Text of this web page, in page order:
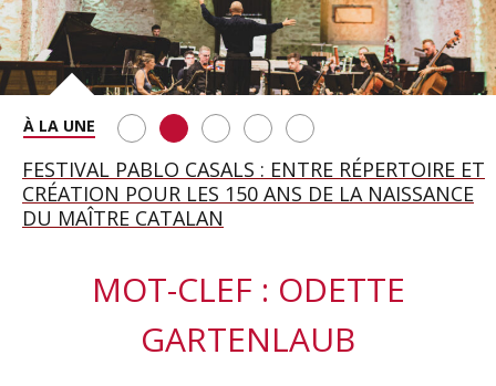
SAINT FRANÇOIS D’ASSISE À SALZBOURG, UNE
SOIRÉE IMMENSE PORTÉE PAR ROMEO
CASTELLUCCI ET MAXIME PASCAL
FESTIVAL PABLO CASALS : ENTRE RÉPERTOIRE ET
CRÉATION POUR LES 150 ANS DE LA NAISSANCE
DU MAÎTRE CATALAN
A BAYREUTH, LE 150E ANNIVERSAIRE DU RING
WAGNÉRIEN GÉNÉRÉ PAR L’IA
BETSY JOLAS FÊTE SON CENTIÈME
ANNIVERSAIRE
GEORGE BENJAMIN : « MES PARENTS AVAIENT
CETTE EXIGENCE DE L’OBJET CISELÉ »
MOT-CLEF : ODETTE
GARTENLAUB